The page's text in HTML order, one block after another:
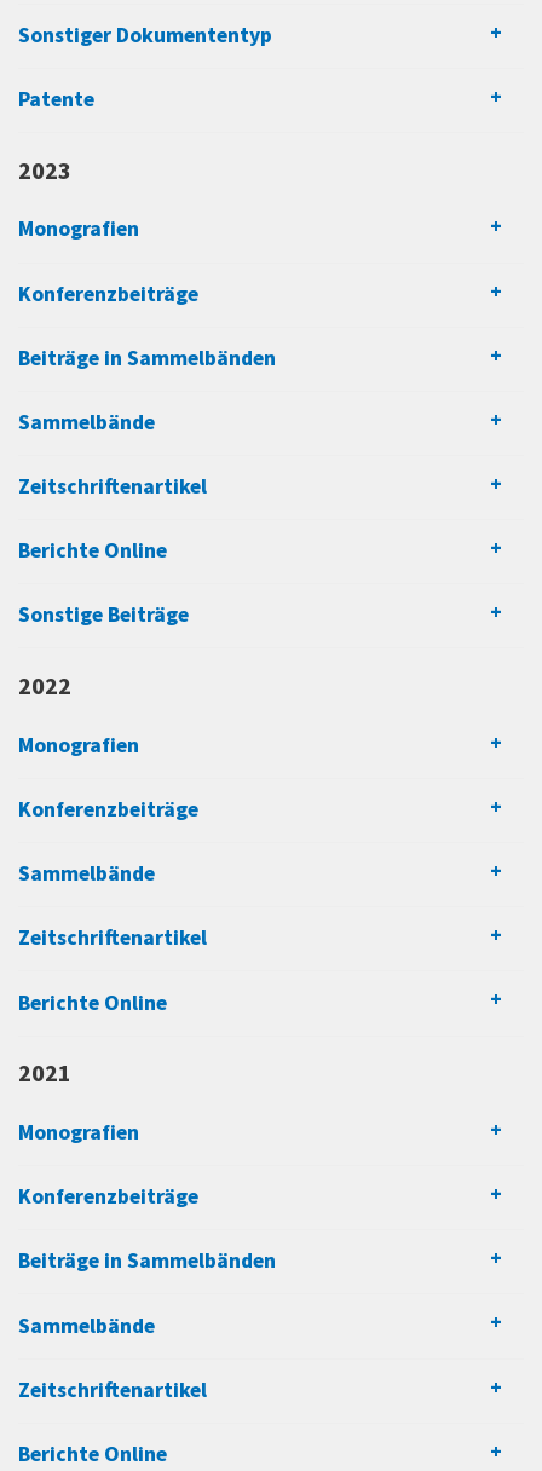
Sonstiger Dokumententyp
Patente
2023
Monografien
Konferenzbeiträge
Beiträge in Sammelbänden
Sammelbände
Zeitschriftenartikel
Berichte Online
Sonstige Beiträge
2022
Monografien
Konferenzbeiträge
Sammelbände
Zeitschriftenartikel
Berichte Online
2021
Monografien
Konferenzbeiträge
Beiträge in Sammelbänden
Sammelbände
Zeitschriftenartikel
Berichte Online